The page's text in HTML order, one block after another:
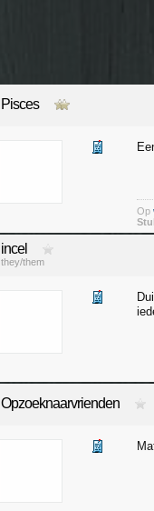
Pisces
Op
incel
they/them
Opzoeknaarvrienden